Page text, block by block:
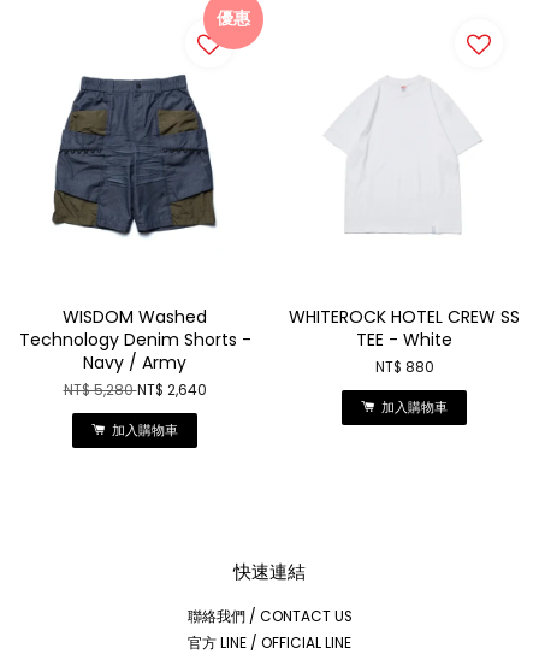
優惠
WISDOM Washed
Technology Denim Shorts -
Navy / Army
NT$ 5,280NT$ 2,640
加入購物車
WHITEROCK HOTEL CREW SS
TEE - White
NT$ 880
加入購物車
快速連結
聯絡我們 / CONTACT US
官方 LINE / OFFICIAL LINE